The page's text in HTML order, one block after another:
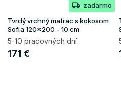
zadarmo
Tvrdý vrchný matrac s kokosom
Sofia 120x200 - 10 cm
5-10 pracovných dní
171 €